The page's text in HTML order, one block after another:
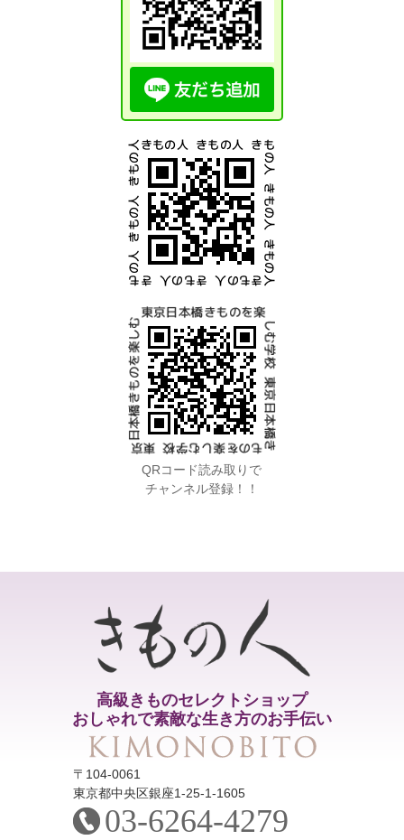
QRコード読み取りで
チャンネル登録！！
高級きものセレクトショップ
おしゃれで素敵な生き方のお手伝い
〒104-0061
東京都中央区銀座1-25-1-1605
03-6264-4279